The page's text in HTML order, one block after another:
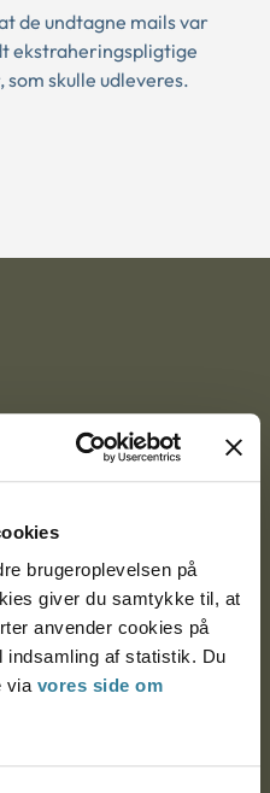
brugeroplevelsen på
giver du samtykke til, at
anvender cookies på
indsamling af statistik. Du
via vores side om
de undtagne mails var
ekstraheringspligtige
skulle udleveres.